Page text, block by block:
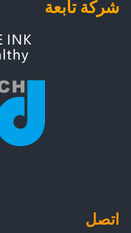
شركة تابعة
اتصل